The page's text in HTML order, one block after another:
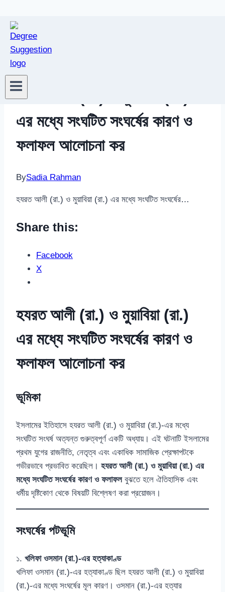
Skip
content
/ ইসলামের ইতিহাস
মধ্যে সংঘটিত সংঘর্ষের কারণ ও ফলাফল আলোচনা কর
ইসলামের ইতিহাস
হযরত আলী (রা.) ও মুয়াবিয়া (রা.)
এর মধ্যে সংঘটিত সংঘর্ষের কারণ ও
ফলাফল আলোচনা কর
BySadia Rahman
হযরত আলী (রা.) ও মুয়াবিয়া (রা.) এর মধ্যে সংঘটিত সংঘর্ষের…
Share this:
Facebook
X
হযরত আলী (রা.) ও মুয়াবিয়া (রা.)
এর মধ্যে সংঘটিত সংঘর্ষের কারণ ও
ফলাফল আলোচনা কর
ভূমিকা
ইসলামের ইতিহাসে হযরত আলী (রা.) ও মুয়াবিয়া (রা.)-এর মধ্যে
সংঘটিত সংঘর্ষ অত্যন্ত গুরুত্বপূর্ণ একটি অধ্যায়। এই ঘটনাটি ইসলামের
প্রথম যুগের রাজনীতি, নেতৃত্ব এবং একাধিক সামাজিক প্রেক্ষাপটকে
গভীরভাবে প্রভাবিত করেছিল। হযরত আলী (রা.) ও মুয়াবিয়া (রা.) এর
মধ্যে সংঘটিত সংঘর্ষের কারণ ও ফলাফলবুঝতে হলে ঐতিহাসিক এবং
ধর্মীয় দৃষ্টিকোণ থেকে বিষয়টি বিশ্লেষণ করা প্রয়োজন।
সংঘর্ষের পটভূমি
১. খলিফা ওসমান (রা.)-এর হত্যাকাণ্ড
খলিফা ওসমান (রা.)-এর হত্যাকাণ্ড ছিল হযরত আলী (রা.) ও মুয়াবিয়া
(রা.)-এর মধ্যে সংঘর্ষের মূল কারণ। ওসমান (রা.)-এর হত্যার